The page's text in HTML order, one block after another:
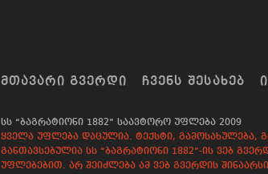
ᲛᲗᲐᲕᲐᲠᲘ ᲒᲕᲔᲠᲓᲘ ᲩᲕᲔᲜᲡ ᲨᲔᲡᲐᲮᲔᲑ
სს “ბაგრატიონი 1882” საავტორო უფლება 2009
ყველა უფლება დაცულია. ტექსტი, გამოსახულება,
განთავსებულია სს “ბაგრატიონი 1882”-ის ვებ
უფლებებით. არ შეიძლება ამ ვებ გვერდის